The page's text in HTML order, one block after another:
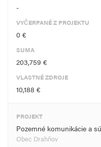
-
VYČERPANÉ Z PROJEKTU
0 €
SUMA
203,759 €
VLASTNÉ ZDROJE
10,188 €
PROJEKT
Pozemné komunikácie a
Obec Drahňov